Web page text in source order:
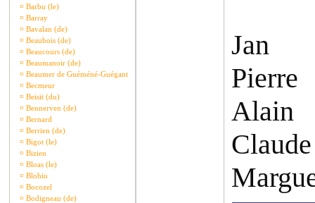
¤ Barbu (le)
¤ Barray
¤ Bavalan (de)
¤ Beaubois (de)
¤ Beaucours (de)
¤ Beaumanoir (de)
¤ Beaumer de Guéméné-Guégant
¤ Becmeur
¤ Beisit (du)
¤ Bennerven (de)
¤ Bernard
¤ Berrien (de)
¤ Bigot (le)
¤ Bizien
¤ Bloas (le)
¤ Blohio
¤ Bocozel
¤ Bodigneau (de)
Jan
Pierre
Alain
Claude